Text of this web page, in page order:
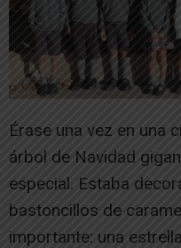
Érase una vez en una
árbol de Navidad
especial. Estaba
bastoncillos de
importante: una